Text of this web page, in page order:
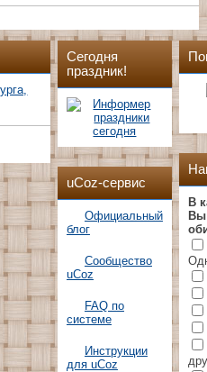
Сегодня
праздник!
uCoz-сервис
Официальный
блог
Сообщество
uCoz
FAQ по
системе
Инструкции
для uCoz
В